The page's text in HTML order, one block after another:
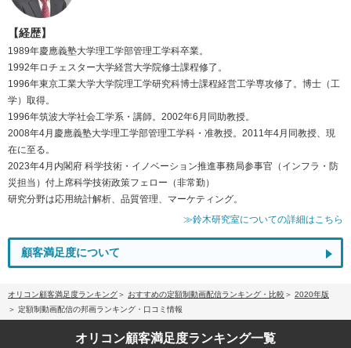
【経歴】
1989年慶應義塾大学理工学部管理工学科卒業。
1992年ロチェスター大学経営大学院修士課程修了。
1996年東京工業大学大学院理工学研究科博士課程経営工学専攻修了。博士（工
学）取得。
1996年筑波大学社会工学系・講師。2002年6月同助教授。
2008年4月慶應義塾大学理工学部管理工学科・准教授。2011年4月同教授、現
在に至る。
2023年4月内閣府 科学技術・イノベーション推進事務局参事官（インフラ・防
災担当）付上席科学技術政策フェロー（非常勤）
研究分野は応用統計解析、品質管理、マーケティング。
≫鈴木研究室についての詳細はこちら
顧客満足度について
オリコン顧客満足度ランキング おすすめの定額制動画配信ランキング・比較
2020年版
定額制動画配信の邦画ランキング・口コミ情報
オリコン顧客満足度ランキング一覧